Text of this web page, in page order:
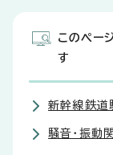
このペー
す
新幹線鉄道
騒音・振動